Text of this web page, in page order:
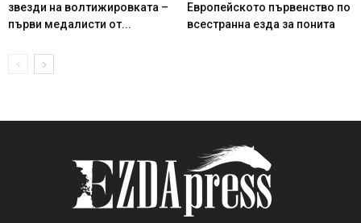
звезди на волтижировката –
първи медалисти от...
Европейското първенство по
всестранна езда за понита